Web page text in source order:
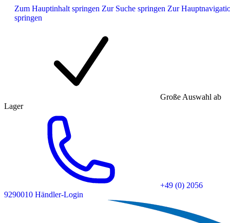
Zum Hauptinhalt springen Zur Suche springen Zur
springen
Große Auswahl ab
Lager
+49 (0) 2056
9290010 Händler-Login